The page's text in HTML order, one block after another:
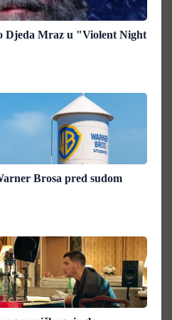
Djeda Mraz u "Violent Night
Brosa pred sudom